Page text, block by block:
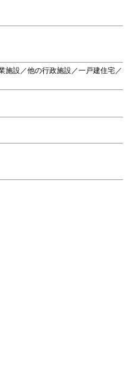
施設／他の行政施設／一戸建住宅／